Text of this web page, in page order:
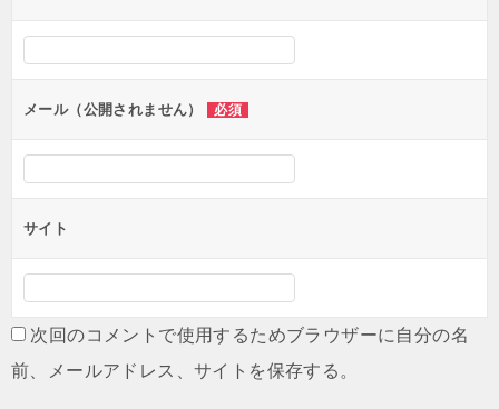
メール（公開されません） 必須
サイト
次回のコメントで使用するためブラウザーに自分の名
前、メールアドレス、サイトを保存する。